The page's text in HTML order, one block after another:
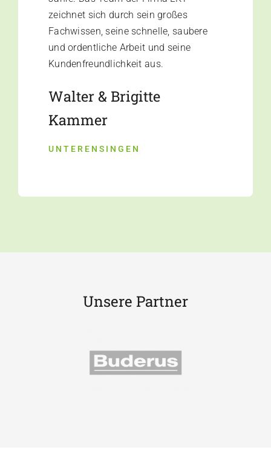
zeichnet sich durch sein großes
Fachwissen, seine schnelle, saubere
und ordentliche Arbeit und seine
Kundenfreundlichkeit aus.
Walter & Brigitte
Kammer
UNTERENSINGEN
Unsere Partner